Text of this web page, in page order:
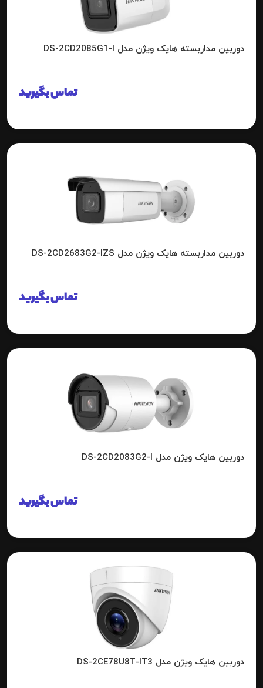
دوربین مداربسته هایک ویژن مدل DS-2CD2085G1-I
تماس بگیرید
دوربین مداربسته هایک ویژن مدل DS-2CD2683G2-IZS
تماس بگیرید
دوربین هایک ویژن مدل DS-2CD2083G2-I
تماس بگیرید
دوربین هایک ویژن مدل DS-2CE78U8T-IT3